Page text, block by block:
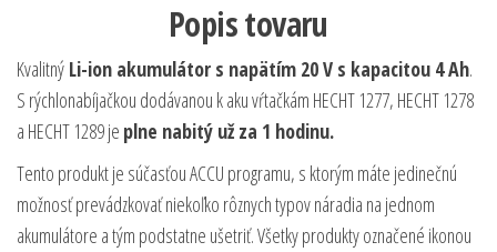
Popis tovaru
Kvalitný Li-ion akumulátor s napätím 20 V s kapacitou 4 Ah.
S rýchlonabíjačkou dodávanou k aku vŕtačkám HECHT 1277, HECHT 1278
a HECHT 1289 je plne nabitý už za 1 hodinu.
Tento produkt je súčasťou ACCU programu, s ktorým máte jedinečnú
možnosť prevádzkovať niekoľko rôznych typov náradia na jednom
akumulátore a tým podstatne ušetriť. Všetky produkty označené ikonou